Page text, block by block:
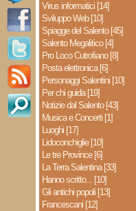
Virus informatici [14]
Sviluppo Web [10]
Spiagge del Salento [45]
Salento Megalitico [4]
Pro Loco Cutrofiano [8]
Posta elettronica [6]
Personaggi Salentini [10]
Per chi guida [19]
Notizie dal Salento [43]
Musica e Concerti [1]
Luoghi [17]
Lidoconchiglie [10]
Le tre Province [6]
La Terra Salentina [33]
Hanno scritto... [10]
Gli antichi popoli [13]
Francescani [12]